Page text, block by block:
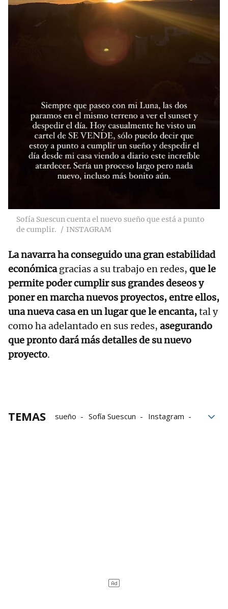
Sofía Suescun cuenta el nuevo sueño que está a punto
de cumplir.
INSTAGRAM
La navarra ha conseguido una gran estabilidad
económicagracias a su trabajo en redes, que le
permite poder cumplir sus grandes deseos y
poner en marcha nuevos proyectos, entre ellos,
una nueva casa en un lugar que le encanta,tal y
como ha adelantado en sus redes, asegurando
que pronto dará más detalles de su nuevo
proyecto.
TEMAS sueño Sofía Suescun
Instagram